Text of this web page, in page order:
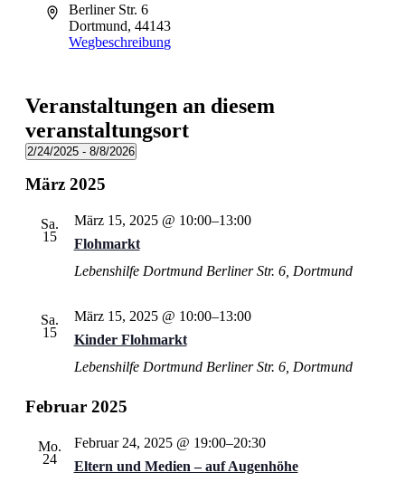
AdresseBerliner Str. 6
Dortmund, 44143
Wegbeschreibung
Veranstaltungen an diesem
veranstaltungsort
2/24/2025 - 8/8/2026
wählen.
März 2025
Sa.
15
Flohmarkt
März 15, 2025 @ 10:00–13:00
Lebenshilfe Dortmund Berliner Str. 6, Dortmund
Sa.
15
Kinder Flohmarkt
März 15, 2025 @ 10:00–13:00
Lebenshilfe Dortmund Berliner Str. 6, Dortmund
Februar 2025
Mo.
24
Eltern und Medien – auf Augenhöhe
Februar 24, 2025 @ 19:00–20:30